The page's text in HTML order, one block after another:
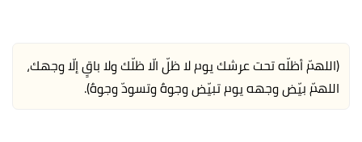
(اللهمّ أظلّه تحت عرشك يوم لا ظلّ الّا ظلّك ولا باقٍ إلّا وجهك،
اللهمّ بيّض وجهه يوم تبيّض وجوهٌ وتسودّ وجوهٌ).